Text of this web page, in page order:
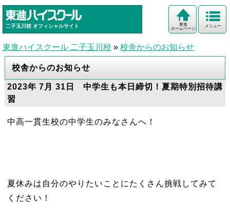
二子玉川校 オフィシャルサイト メニュー
東進
ホームページ
東進ハイスクール 二子玉川校 » 校舎からのお知らせ
校舎からのお知らせ
2023年 7月 31日 中学生も本日締切！夏期特別招待講
習
中高一貫生校の中学生のみなさんへ！
夏休みは自分のやりたいことにたくさん挑戦してみて
ください！